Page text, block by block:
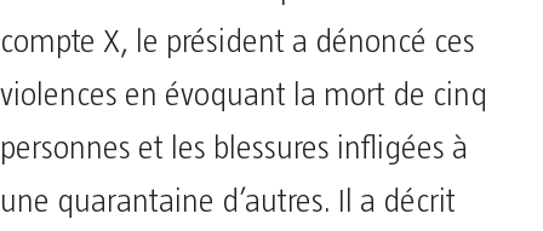
compte X, le président a dénoncé ces
violences en évoquant la mort de cinq
personnes et les blessures infligées à
une quarantaine d’autres. Il a décrit